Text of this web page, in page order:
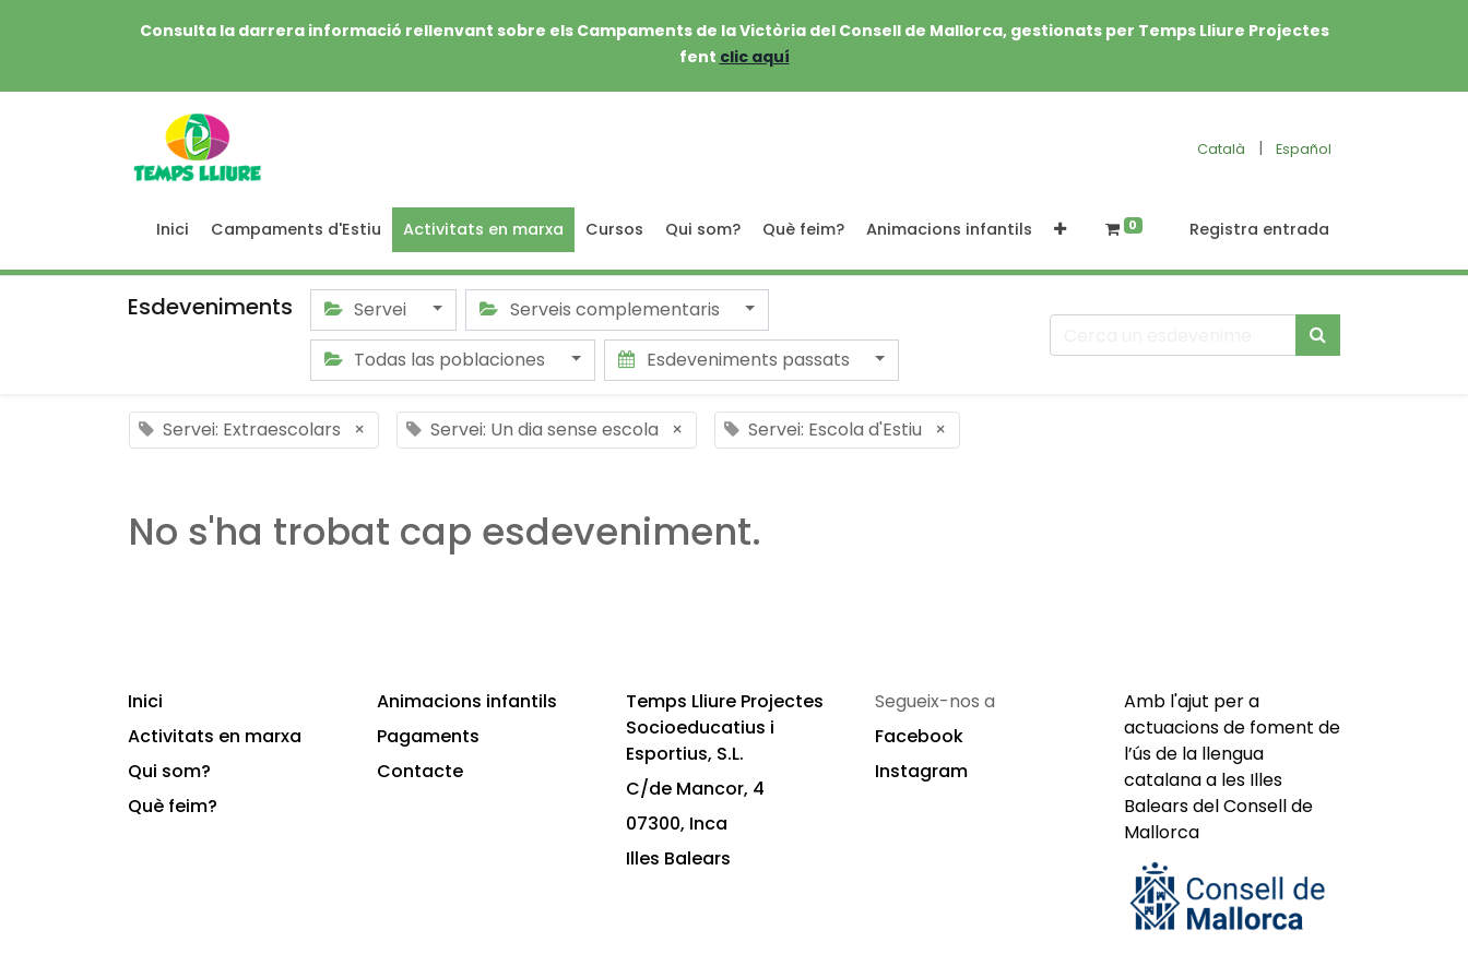
Consulta la darrera informació rellenvant sobre els Campaments de la Victòria del Consell de Mallorca, gestionats per Temps Lliure Projectes
fent clic aquí
Català | Español
Inici Campaments d'Estiu Activitats en marxa Cursos Qui som? Què feim? Animacions infantils 0 Registra entrada
Esdeveniments Servei
Serveis complementaris
Todas las poblaciones
Esdeveniments passats
Servei: Extraescolars × Servei: Un dia sense escola × Servei: Escola d'Estiu ×
No s'ha trobat cap esdeveniment.
Inici
Activitats en marxa
Qui som?
Què feim?
Animacions infantils
Pagaments
Contacte
Temps Lliure Projectes
Socioeducatius i
Esportius, S.L.
C/de Mancor, 4
07300, Inca
Illes Balears
Segueix-nos a
Facebook
Instagram
Amb l'ajut per a
actuacions de foment de
l’ús de la llengua
catalana a les Illes
Balears del Consell de
Mallorca